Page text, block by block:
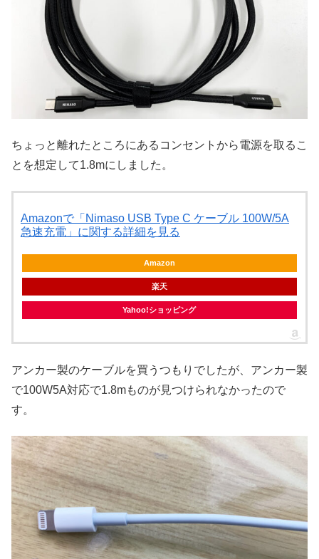
ちょっと離れたところにあるコンセントから電源を取るこ
とを想定して1.8mにしました。
Amazonで「Nimaso USB Type C ケーブル 100W/5A
急速充電」に関する詳細を見る
Amazon
楽天
Yahoo!ショッピング
アンカー製のケーブルを買うつもりでしたが、アンカー製
で100W5A対応で1.8mものが見つけられなかったので
す。